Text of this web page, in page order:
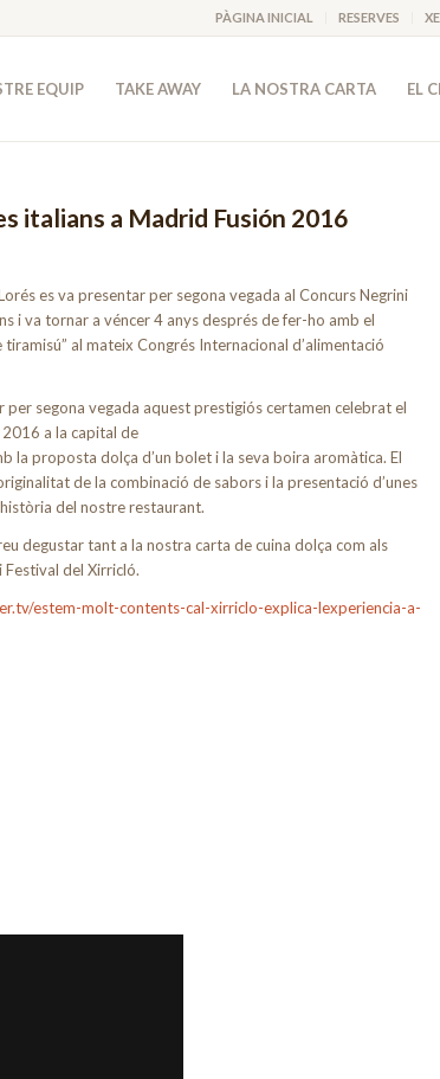
PÀGINA INICIAL RESERVES
EQUIP TAKE AWAY LA NOSTRA CARTA EL
italians a Madrid Fusión 2016
es va presentar per segona vegada al Concurs Negrini
i va tornar a véncer 4 anys després de fer-ho amb el
al mateix Congrés Internacional d’alimentació
per segona vegada aquest prestigiós certamen celebrat el
a la capital de
la proposta dolça d’un bolet i la seva boira aromàtica. El
de la combinació de sabors i la presentació d’unes
del nostre restaurant.
degustar tant a la nostra carta de cuina dolça com als
del Xirricló.
estem-molt-contents-cal-xirriclo-explica-lexperiencia-a-